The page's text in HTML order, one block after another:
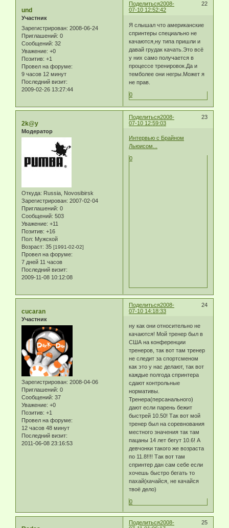
Поделиться 22
2008-
07-10 12:52:42
und
Участник
Зарегистрирован: 2008-06-24
Приглашений: 0
Сообщений: 32
Уважение: +0
Позитив: +1
Провел на форуме:
9 часов 12 минут
Последний визит:
2009-02-26 13:27:44
Я слышал что американские
спринтеры специально не
качаются,ну типа пришли и
давай грудак качать.Это всё
у них само получается в
процессе тренировок.Да и
темболее они негры.Может я
не прав.
0
Поделиться 23
2008-
07-10 12:59:03
2k@y
Модератор
Откуда: Russia, Novosibirsk
Зарегистрирован: 2007-02-04
Приглашений: 0
Сообщений: 503
Уважение: +11
Позитив: +16
Пол: Мужской
Возраст: 35 [1991-02-02]
Провел на форуме:
7 дней 11 часов
Последний визит:
2009-11-08 10:12:08
Интервью с Брайном
Льюисом...
0
Поделиться 24
2008-
07-10 14:18:33
cucaran
Участник
Зарегистрирован: 2008-04-06
Приглашений: 0
Сообщений: 37
Уважение: +0
Позитив: +1
Провел на форуме:
12 часов 48 минут
Последний визит:
2011-06-08 23:16:53
ну как они относительно не
качаются! Мой тренер был в
США на конференции
тренеров, так вот там тренер
не следит за спортсменом
как это у нас делают, так вот
каждые полгода спринтера
сдают контрольные
нормативы.
Тренера(персанального)
дают если парень бежит
быстрей 10.50! Так вот мой
тренер был на соревнования
местного значения так там
пацаны 14 лет бегут 10.6! А
девчонки такого же возраста
по 11.8!!!! Так вот там
спринтер дан сам себе если
хочешь быстро бегать то
пахай(качайся, не качайся
твоё дело)
0
Поделиться 25
2008-